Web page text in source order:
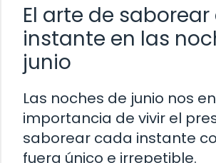
El arte de
instante en las
junio
Las noches de junio nos
importancia de vivir el
saborear cada instante
fuera único e irrepetible.